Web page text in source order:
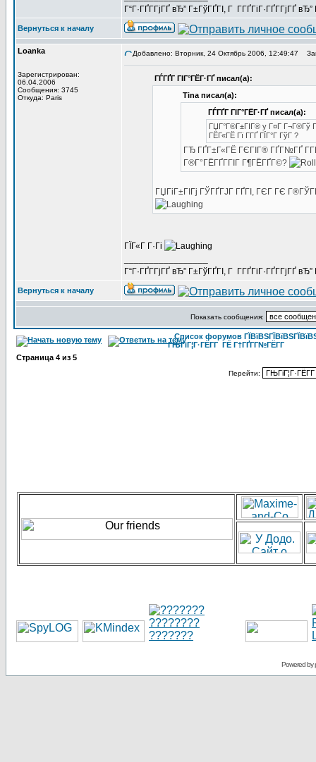
Г“Г·ГҐГ­ГјГҐ вЂ” Г±ГўГҐГІ, Г Г­ГҐГіГ·ГҐГ­ГјГҐ
Вернуться к началу
Loanka
Зарегистрирован:
06.04.2006
Сообщения: 3745
Откуда: Paris
Добавлено: Вторник, 24 Октябрь 2006, 12:49:47
ГЃГҐГ ГІГ°ГЁГ·ГҐ писал(а):
Tina писал(а):
ГЃГҐГ ГІГ°ГЁГ·ГҐ писал(а):
ГЏГ°Г®Г±ГІГ® y Г¤Г Г¬Г®Гў
ГЁГ«ГЁ Гї Г­ГҐ ГЇГ°Г ГўГ ?
ГЂ ГҐГ±Г«ГЁ ГЄГІГ® ГҐГ№ГҐ
Г®Г°ГЁГҐГ­ГІГ Г¶ГЁГҐГ©?
ГЏГіГ±ГІГј ГЎГҐГЈГ ГҐГІ, ГЄГ ГЄ
ГЇГ«Г Г·Гі
Г“Г·ГҐГ­ГјГҐ вЂ” Г±ГўГҐГІ, Г Г­ГҐГіГ·ГҐГ­ГјГҐ
Вернуться к началу
Показать сообщения:
Список форумов
ГЊГіГ¦Г·ГЁГ­Г ГЁ Г†ГҐГ­Г№ГЁГ­Г
Страница 4 из 5
Перейти:
Powered by